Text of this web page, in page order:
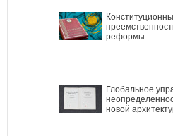
реформы
Глобальное
новой